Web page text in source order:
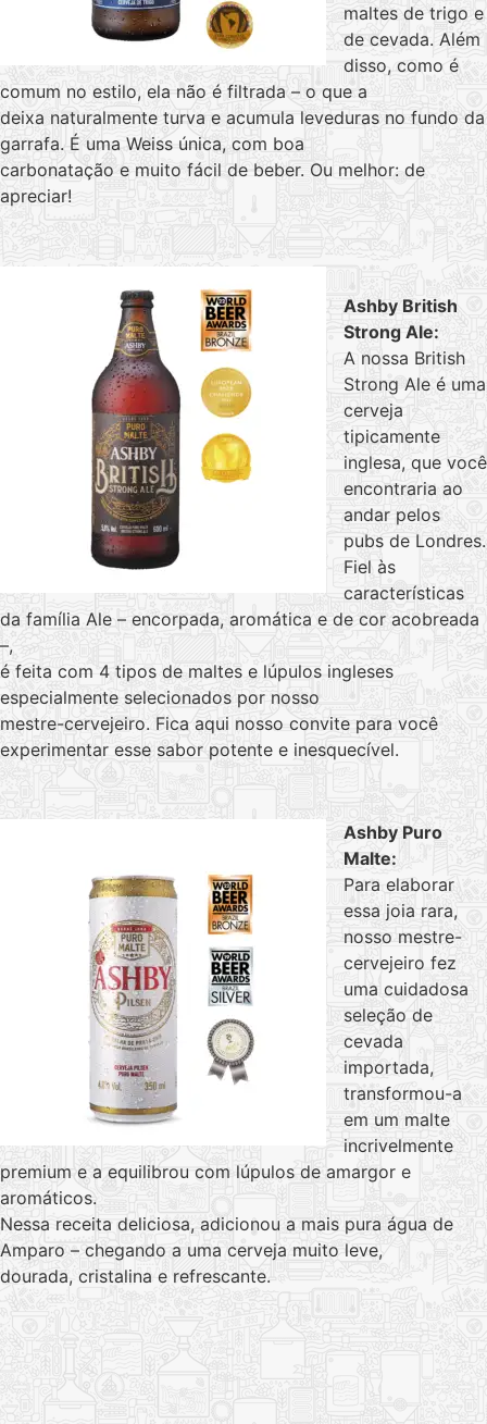
maltes de trigo e
de cevada. Além
disso, como é
comum no estilo, ela não é filtrada – o que a
deixa naturalmente turva e acumula leveduras no fundo da
garrafa. É uma Weiss única, com boa
carbonatação e muito fácil de beber. Ou melhor: de
apreciar!
Ashby British
Strong Ale:
A nossa British
Strong Ale é uma
cerveja
tipicamente
inglesa, que você
encontraria ao
andar pelos
pubs de Londres.
Fiel às
características
da família Ale – encorpada, aromática e de cor acobreada
–,
é feita com 4 tipos de maltes e lúpulos ingleses
especialmente selecionados por nosso
mestre-cervejeiro. Fica aqui nosso convite para você
experimentar esse sabor potente e inesquecível.
Ashby Puro
Malte:
Para elaborar
essa joia rara,
nosso mestre-
cervejeiro fez
uma cuidadosa
seleção de
cevada
importada,
transformou-a
em um malte
incrivelmente
premium e a equilibrou com lúpulos de amargor e
aromáticos.
Nessa receita deliciosa, adicionou a mais pura água de
Amparo – chegando a uma cerveja muito leve,
dourada, cristalina e refrescante.